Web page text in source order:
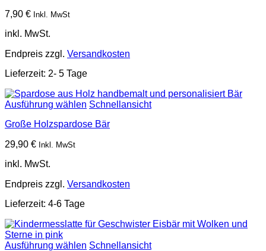
7,90 € Inkl. MwSt
inkl. MwSt.
Endpreis zzgl. Versandkosten
Lieferzeit: 2- 5 Tage
Ausführung wählen Schnellansicht
Große Holzspardose Bär
29,90 € Inkl. MwSt
inkl. MwSt.
Endpreis zzgl. Versandkosten
Lieferzeit: 4-6 Tage
Ausführung wählen Schnellansicht